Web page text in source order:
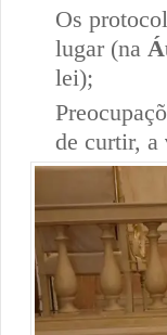
Os
lugar (na
lei);
de curtir, a